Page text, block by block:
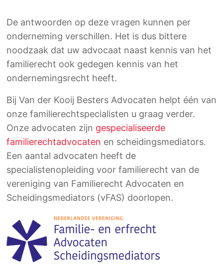
De antwoorden op deze vragen kunnen per
onderneming verschillen. Het is dus bittere
noodzaak dat uw advocaat naast kennis van het
familierecht ook gedegen kennis van het
ondernemingsrecht heeft.
Bij Van der Kooij Besters Advocaten helpt één van
onze familierechtspecialisten u graag verder.
Onze advocaten zijn gespecialiseerde
familierechtadvocaten en scheidingsmediators.
Een aantal advocaten heeft de
specialistenopleiding voor familierecht van de
vereniging van Familierecht Advocaten en
Scheidingsmediators (vFAS) doorlopen.